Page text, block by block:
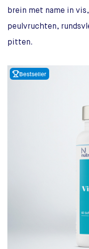
brein met name in
peulvruchten,
pitten.
Bestseller